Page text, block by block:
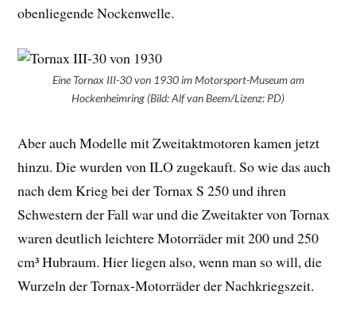
obenliegende Nockenwelle.
Eine Tornax III-30 von 1930 im Motorsport-Museum am
Hockenheimring (Bild: Alf van Beem/Lizenz: PD)
Aber auch Modelle mit Zweitaktmotoren kamen jetzt
hinzu. Die wurden von ILO zugekauft. So wie das auch
nach dem Krieg bei der Tornax S 250 und ihren
Schwestern der Fall war und die Zweitakter von Tornax
waren deutlich leichtere Motorräder mit 200 und 250
cm³ Hubraum. Hier liegen also, wenn man so will, die
Wurzeln der Tornax-Motorräder der Nachkriegszeit.